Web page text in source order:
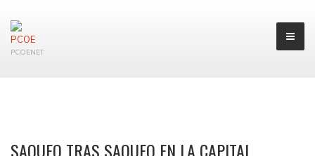
PCOENET
SAQUEO TRAS SAQUEO EN LA CAPITAL